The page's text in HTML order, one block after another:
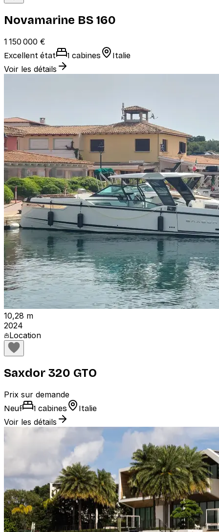
Novamarine BS 160
1 150 000 €
Excellent état 1 cabines Italie
Voir les détails
10,28 m
2024
Location
Saxdor 320 GTO
Prix sur demande
Neuf 1 cabines Italie
Voir les détails